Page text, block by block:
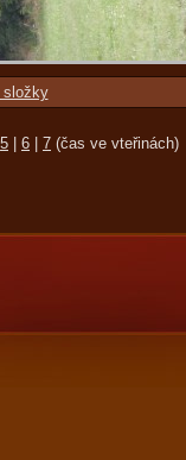
složky
5 6 7 (čas ve vteřinách)